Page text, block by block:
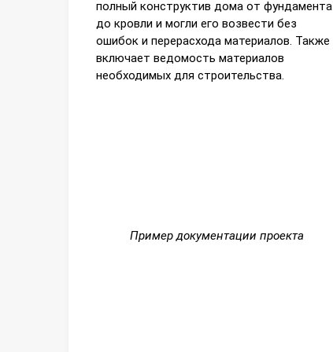
полный конструктив дома от фундамента
до кровли и могли его возвести без
ошибок и перерасхода материалов. Также
включает ведомость материалов
необходимых для строительства.
Пример документации проекта